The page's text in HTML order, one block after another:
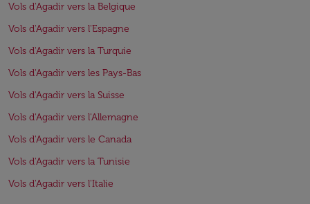
Vols d'Agadir vers la Belgique
Vols d'Agadir vers l'Espagne
Vols d'Agadir vers la Turquie
Vols d'Agadir vers les Pays-Bas
Vols d'Agadir vers la Suisse
Vols d'Agadir vers l'Allemagne
Vols d'Agadir vers le Canada
Vols d'Agadir vers la Tunisie
Vols d'Agadir vers l'Italie